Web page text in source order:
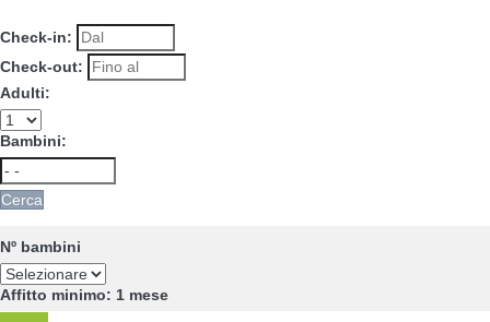
Check-in:
Check-out:
Adulti:
Bambini:
Cerca
Nº bambini
Affitto minimo: 1 mese